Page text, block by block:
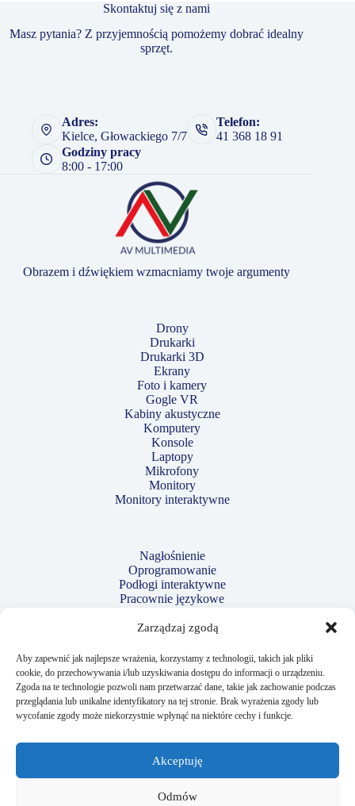
Zarządzaj zgodą
Aby zapewnić jak najlepsze wrażenia, korzystamy z technologii, takich jak pliki
cookie, do przechowywania i/lub uzyskiwania dostępu do informacji o urządzeniu.
Zgoda na te technologie pozwoli nam przetwarzać dane, takie jak zachowanie podczas
przeglądania lub unikalne identyfikatory na tej stronie. Brak wyrażenia zgody lub
wycofanie zgody może niekorzystnie wpłynąć na niektóre cechy i funkcje.
Akceptuję
Odmów
Skontaktuj się z nami
Masz pytania? Z przyjemnością pomożemy dobrać idealny
sprzęt.
Adres:
Kielce, Głowackiego 7/7
Telefon:
41 368 18 91
Godziny pracy
8:00 - 17:00
Obrazem i dźwiękiem wzmacniamy twoje argumenty
Drony
Drukarki
Drukarki 3D
Ekrany
Foto i kamery
Gogle VR
Kabiny akustyczne
Komputery
Konsole
Laptopy
Mikrofony
Monitory
Monitory interaktywne
Nagłośnienie
Oprogramowanie
Podłogi interaktywne
Pracownie językowe
Robotyka i kodowanie
Tablety
Tablice interaktywne
Telewizory
Wizualizery
Przydatne linki:
Regulamin
Polityka prywatności